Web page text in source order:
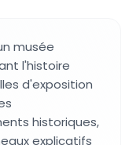
musée
l'histoire
d'exposition
historiques,
explicatifs